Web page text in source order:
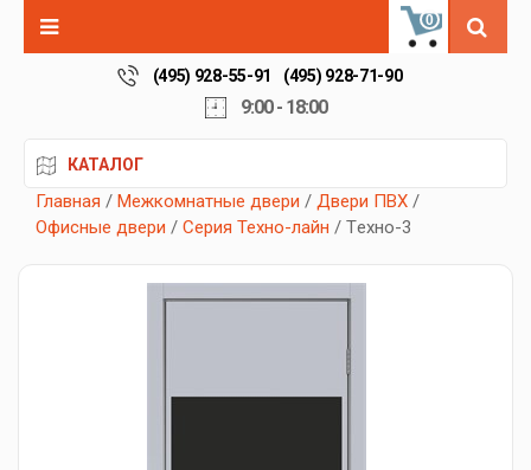
0
(495) 928-55-91 (495) 928-71-90
9:00 - 18:00
КАТАЛОГ
Главная / Межкомнатные двери / Двери ПВХ /
Офисные двери / Серия Техно-лайн / Tехно-3